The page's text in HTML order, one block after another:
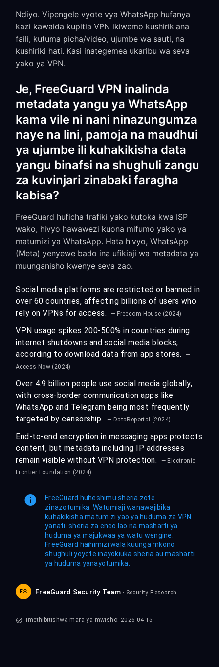
Ndiyo. Vipengele vyote vya WhatsApp hufanya
kazi kawaida kupitia VPN ikiwemo kushirikiana
faili, kutuma picha/video, ujumbe wa sauti, na
kushiriki hati. Kasi inategemea ukaribu wa seva
yako ya VPN.
Je, FreeGuard VPN inalinda
metadata yangu ya WhatsApp
kama vile ni nani ninazungumza
naye na lini, pamoja na maudhui
ya ujumbe ili kuhakikisha data
yangu binafsi na shughuli zangu
za kuvinjari zinabaki faragha
kabisa?
FreeGuard huficha trafiki yako kutoka kwa ISP
wako, hivyo hawawezi kuona mifumo yako ya
matumizi ya WhatsApp. Hata hivyo, WhatsApp
(Meta) yenyewe bado ina ufikiaji wa metadata ya
muunganisho kwenye seva zao.
Social media platforms are restricted or banned in
over 60 countries, affecting billions of users who
rely on VPNs for access.
— Freedom House (2024)
VPN usage spikes 200-500% in countries during
internet shutdowns and social media blocks,
according to download data from app stores.
—
Access Now (2024)
Over 4.9 billion people use social media globally,
with cross-border communication apps like
WhatsApp and Telegram being most frequently
targeted by censorship.
— DataReportal (2024)
End-to-end encryption in messaging apps protects
content, but metadata including IP addresses
remain visible without VPN protection.
— Electronic
Frontier Foundation (2024)
FreeGuard huheshimu sheria zote
zinazotumika. Watumiaji wanawajibika
kuhakikisha matumizi yao ya huduma za VPN
yanatii sheria za eneo lao na masharti ya
huduma ya majukwaa ya watu wengine.
FreeGuard haihimizi wala kuunga mkono
shughuli yoyote inayokiuka sheria au masharti
ya huduma yanayotumika.
FS FreeGuard Security Team · Security Research
Imethibitishwa mara ya mwisho: 2026-04-15